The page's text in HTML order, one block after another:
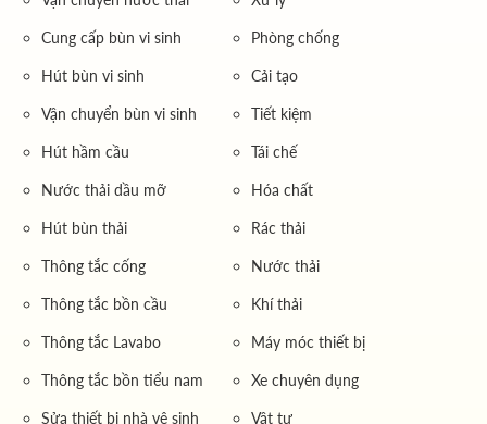
năng lắng, hoạt tính của vi sinh vật) ảnh hưởng
trực tiếp đến hiệu quả xử lý nước thải đầu ra.
Bùn vi sinh tốt giúp giảm thiểu chi phí vận hành,
trường.
cấp đến các nhà máy, hoặcvận chuyển bùn hoạt tính
dư thừa từ hệ thống này sang hệ thống khác, hay đến
nơi xử lý cuối cùng, đòi hỏi sự chuyên biệt cao. Quá
vật không bị sốc môi trường và duy trì được hoạt tính tối
ưu. Đặc biệt,vận chuyển bùn vi sinh xe 8 khối
lựa chọn phổ biến cho nhiều quy mô công trình nhờ sự
Cung cấp bùn vi sinh
Hút bùn vi sinh
Vận chuyển bùn vi sinh
Hút hầm cầu
Nước thải dầu mỡ
Hút bùn thải
Thông tắc cống
Thông tắc bồn cầu
Thông tắc Lavabo
Thông tắc bồn tiểu nam
Sửa thiết bị nhà vệ sinh
Phòng chống
Cải tạo
Tiết kiệm
Tái chế
Hóa chất
Rác thải
Nước thải
Khí thải
Máy móc thiết bị
Xe chuyên dụng
Vật tư